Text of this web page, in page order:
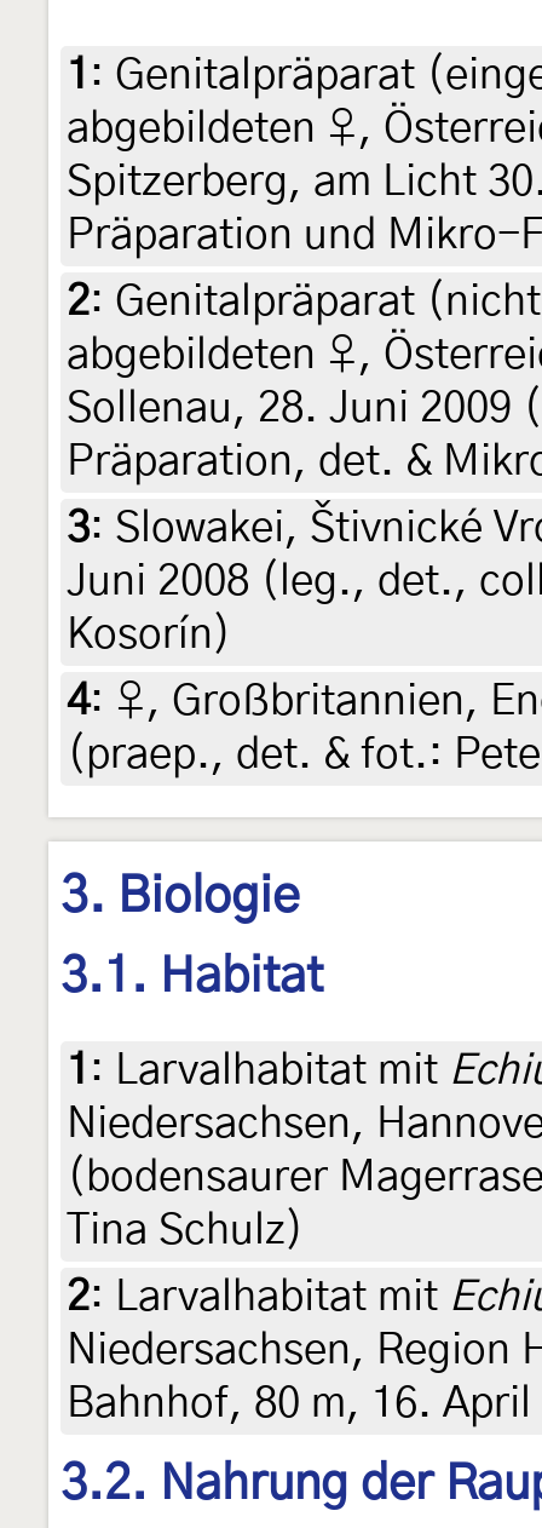
1 : Genitalpräparat
abgebildeten ♀,
Spitzerberg, am Licht
Präparation und Mikro-
2: Genitalpräparat
abgebildeten ♀,
Sollenau, 28. Juni 2009
Präparation, det. &
3: Slowakei, Štivnické
Juni 2008 (leg., det.,
Kosorín)
4: ♀, Großbritannien,
(praep., det. & fot.:
3. Biologie
3.1. Habitat
1 : Larvalhabitat mit
Niedersachsen,
(bodensaurer
Tina Schulz)
2: Larvalhabitat mit
Niedersachsen, Region
Bahnhof, 80 m, 16.
3.2. Nahrung der